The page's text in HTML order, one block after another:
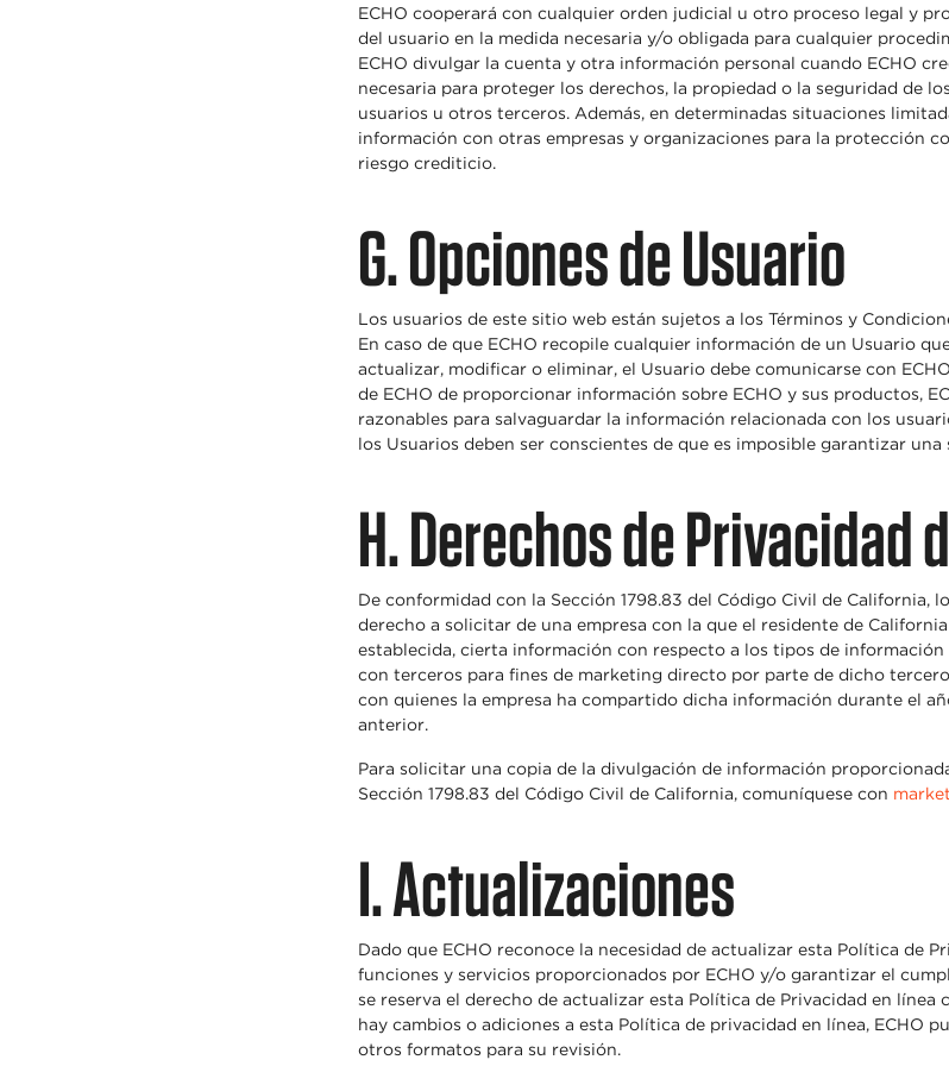
ECHO cooperará con cualquier orden judicial u otro proceso legal y
del usuario en la medida necesaria y/o obligada para cualquier
ECHO divulgar la cuenta y otra información personal cuando ECHO
necesaria para proteger los derechos, la propiedad o la seguridad de
usuarios u otros terceros. Además, en determinadas situaciones
información con otras empresas y organizaciones para la protección
riesgo crediticio.
G. Opciones de Usuario
Los usuarios de este sitio web están sujetos a los Términos y
En caso de que ECHO recopile cualquier información de un Usuario
actualizar, modificar o eliminar, el Usuario debe comunicarse con
de ECHO de proporcionar información sobre ECHO y sus productos,
razonables para salvaguardar la información relacionada con los
los Usuarios deben ser conscientes de que es imposible garantizar
H. Derechos de Privacidad
De conformidad con la Sección 1798.83 del Código Civil de California,
derecho a solicitar de una empresa con la que el residente de
establecida, cierta información con respecto a los tipos de
con terceros para fines de marketing directo por parte de dicho
con quienes la empresa ha compartido dicha información durante el
anterior.
Para solicitar una copia de la divulgación de información
Sección 1798.83 del Código Civil de California, comuníquese con
I. Actualizaciones
Dado que ECHO reconoce la necesidad de actualizar esta Política de
funciones y servicios proporcionados por ECHO y/o garantizar el
se reserva el derecho de actualizar esta Política de Privacidad en línea
hay cambios o adiciones a esta Política de privacidad en línea, ECHO
otros formatos para su revisión.